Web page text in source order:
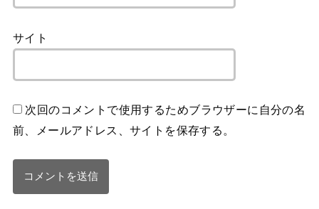
サイト
次回のコメントで使用するためブラウザーに自分の名
前、メールアドレス、サイトを保存する。